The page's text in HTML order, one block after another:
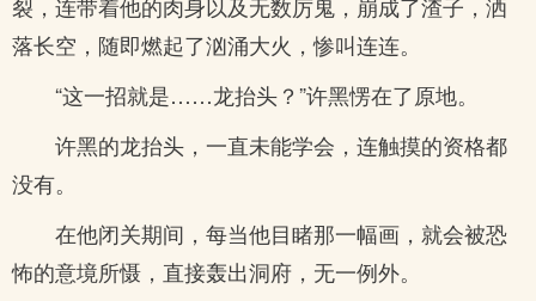
落长空，随即燃起了汹涌大火，惨叫连连。
“这一招就是……龙抬头？”许黑愣在了原地。
许黑的龙抬头，一直未能学会，连触摸的资格都
没有。
在他闭关期间，每当他目睹那一幅画，就会被恐
怖的意境所慑，直接轰出洞府，无一例外。